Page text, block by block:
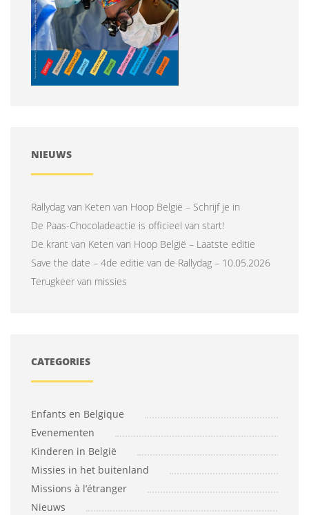
NIEUWS
Rallydag van Keten van Hoop België – Schrijf je in
De Paas-Chocoladeactie is officieel van start!
De krant van Keten van Hoop België – Laatste editie
Save the date – 4de editie van de Rallydag – 10.05.2026
Terugkeer van missies
CATEGORIES
Enfants en Belgique
Evenementen
Kinderen in België
Missies in het buitenland
Missions à l’étranger
Nieuws